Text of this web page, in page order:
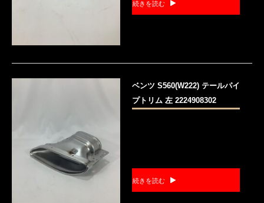
続きを読む
ベンツ S560(W222) テールパイ
プトリム 左 2224908302
続きを読む